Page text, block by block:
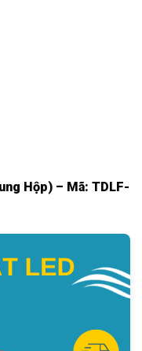
Hộp) – Mã: TDLF-